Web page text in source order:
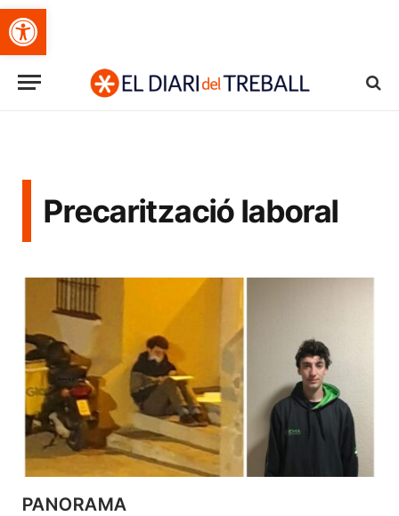
Obre la barra d'eines
Precarització laboral
PANORAMA